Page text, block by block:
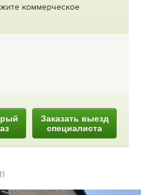
коммерческое
Заказать выезд
специалиста